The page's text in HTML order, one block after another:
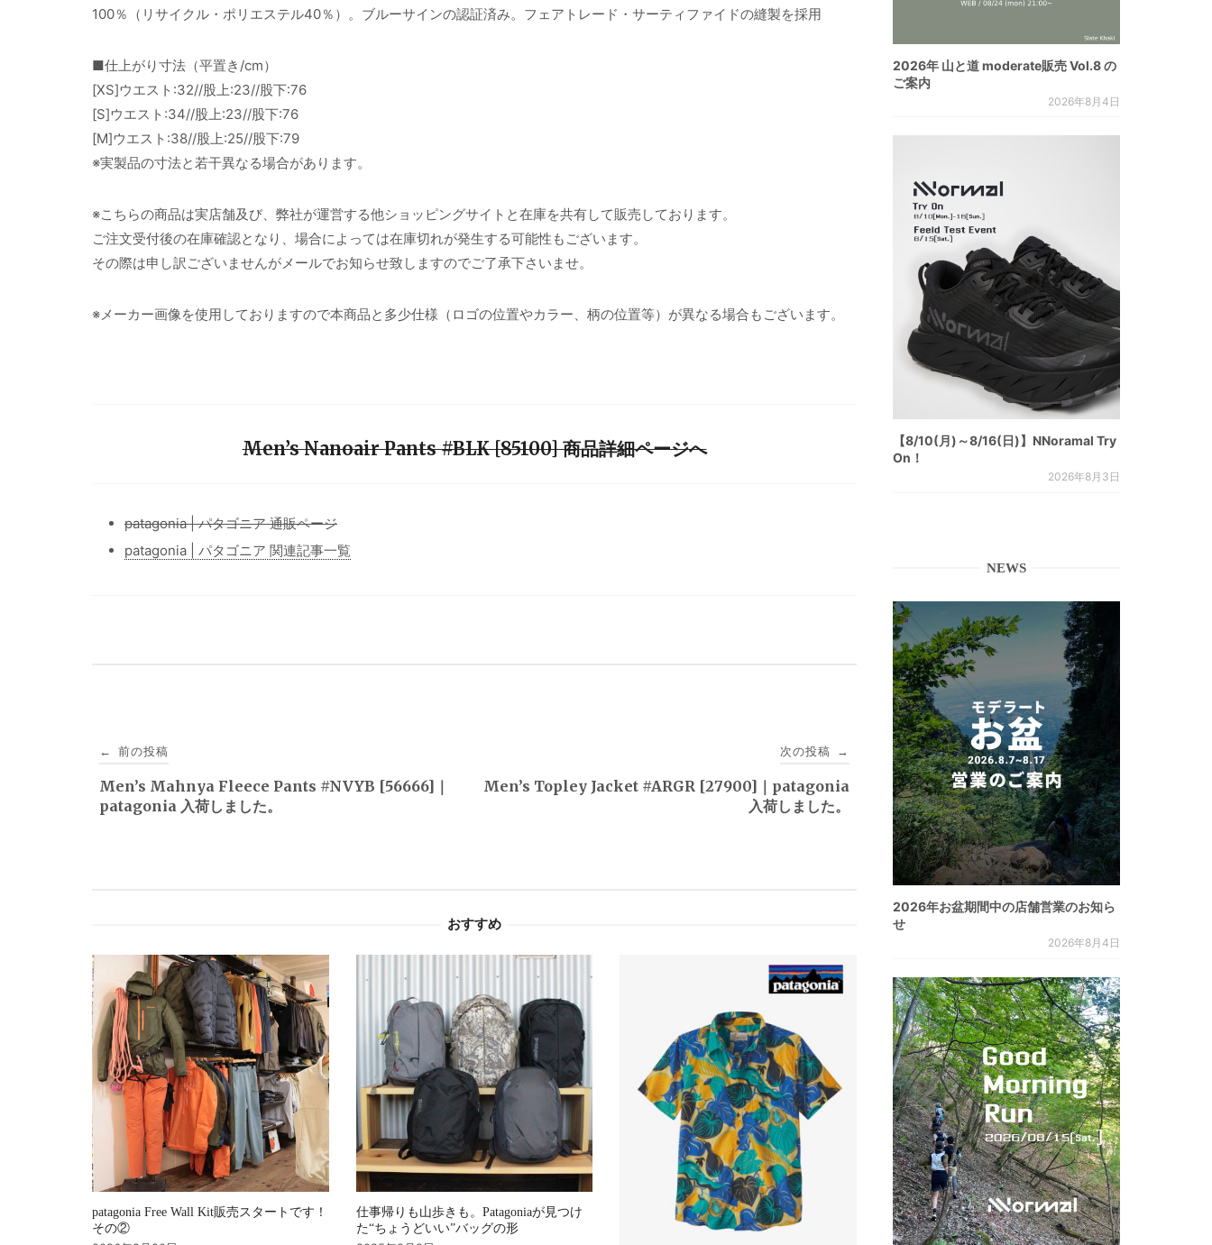
100％（リサイクル・ポリエステル40％）。ブルーサインの認証済み。フェアトレード・サーティファイドの縫製を採用
■仕上がり寸法（平置き/cm）
[XS]ウエスト:32//股上:23//股下:76
[S]ウエスト:34//股上:23//股下:76
[M]ウエスト:38//股上:25//股下:79
※実製品の寸法と若干異なる場合があります。
※こちらの商品は実店舗及び、弊社が運営する他ショッピングサイトと在庫を共有して販売しております。
ご注文受付後の在庫確認となり、場合によっては在庫切れが発生する可能性もございます。
その際は申し訳ございませんがメールでお知らせ致しますのでご了承下さいませ。
※メーカー画像を使用しておりますので本商品と多少仕様（ロゴの位置やカラー、柄の位置等）が異なる場合もございます。
Men’s Nanoair Pants #BLK [85100] 商品詳細ページへ
patagonia | パタゴニア 通販ページ
patagonia | パタゴニア 関連記事一覧
稿
ナ
シ
ョ
ン
← 前の投稿
Men’s Mahnya Fleece Pants #NVYB [56666]｜
patagonia 入荷しました。
次の投稿 →
Men’s Topley Jacket #ARGR [27900]｜patagonia
入荷しました。
おすすめ
patagonia Free Wall Kit販売スタートです！
その②
仕事帰りも山歩きも。Patagoniaが見つけ
た“ちょうどいい”バッグの形
2026年 山と道 moderate販売 Vol.8 の
ご案内
2026年8月4日
【8/10(月)～8/16(日)】NNoramal Try
On！
2026年8月3日
NEWS
2026年お盆期間中の店舗営業のお知ら
せ
2026年8月4日